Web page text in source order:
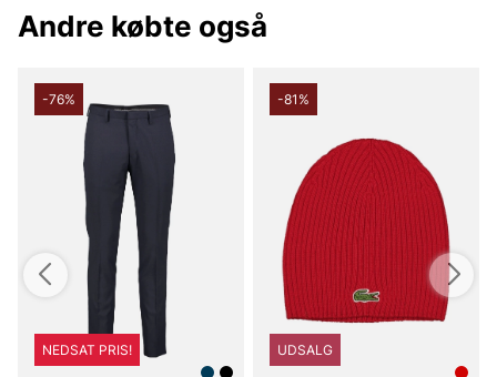
Andre købte også
-76%
NEDSAT PRIS!
-81%
UDSALG